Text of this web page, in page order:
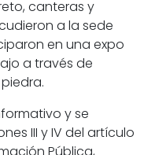
canteras y
a la sede
en una expo
a través de
y se
III y IV del artículo